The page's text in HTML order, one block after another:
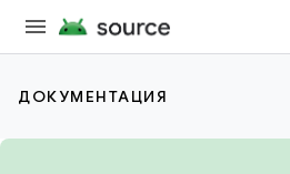
ДОКУМЕНТАЦИЯ